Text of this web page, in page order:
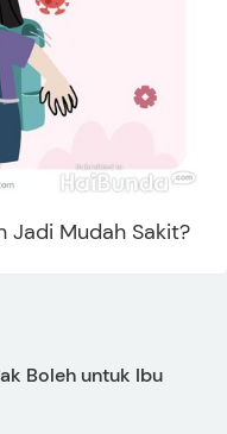
Jadi Mudah Sakit?
Boleh untuk Ibu